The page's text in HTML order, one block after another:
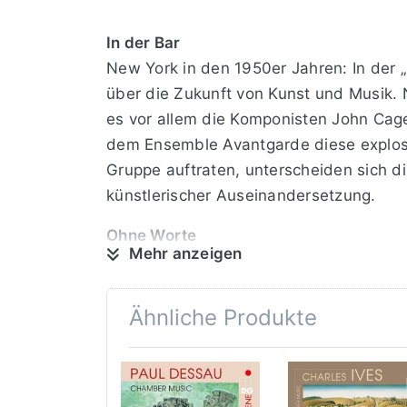
In der Bar
New York in den 1950er Jahren: In
über die Zukunft von Kunst und Musik.
es vor allem die Komponisten John
dem Ensemble Avantgarde diese
Gruppe auftraten, unterscheiden sich
künstlerischer Auseinandersetzung.
Ohne Worte
Alles, wirklich alles steht zur
Reihenfolge der Töne? Dir wird schon
muss ich dem Interpreten
Con Text
Earl Brown liefert in „December 52“
Mehr anzeigen
Ähnliche Produkte